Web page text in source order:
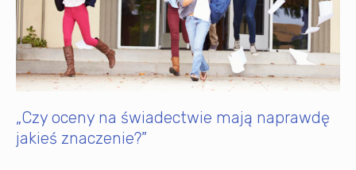
„Czy oceny na świadectwie mają naprawdę
jakieś znaczenie?”